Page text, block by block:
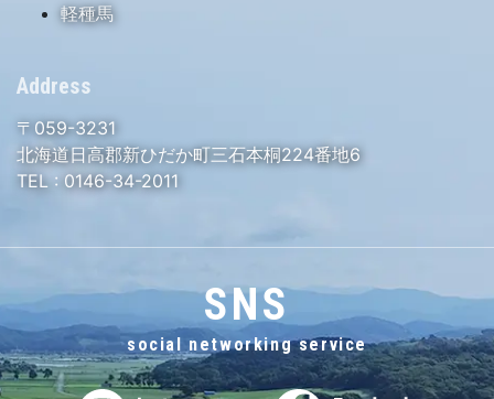
軽種馬
Address
〒059-3231
北海道日高郡新ひだか町三石本桐224番地6
TEL : 0146-34-2011
SNS
social networking service